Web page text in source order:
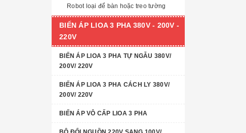
Robot loại để bàn hoặc treo tường
BIẾN ÁP LIOA 3 PHA 380V - 200V -
220V
BIẾN ÁP LIOA 3 PHA TỰ NGẪU 380V/
200V/ 220V
BIẾN ÁP LIOA 3 PHA CÁCH LY 380V/
200V/ 220V
BIẾN ÁP VÔ CẤP LIOA 3 PHA